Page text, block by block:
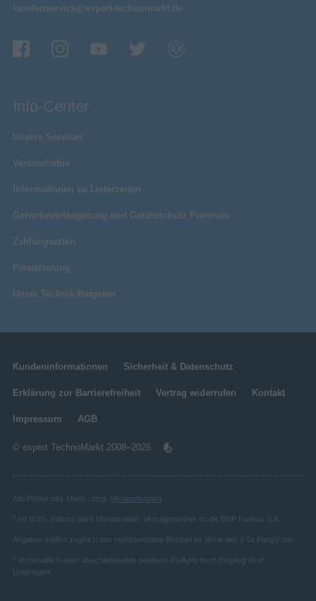
kundenservice@expert-technomarkt.de
Info-Center
Unsere Services
Versandinfos
Informationen zu Lieferzeiten
Garantieverlängerung und Geräteschutz Premium
Zahlungsarten
Finanzierung
Unser Technik-Ratgeber
Kundeninformationen Sicherheit & Datenschutz
Erklärung zur Barrierefreiheit Vertrag widerrufen Kontakt
Impressum AGB
© expert TechnoMarkt 2008–2026
Alle Preise inkl. MwSt., zzgl. Versandkosten
mit 0,0% Sollzins bei 6 Monatsraten. Vertragspartner ist die BNP Paribas S.A.
Angaben stellen zugleich das repräsentative Beispiel im Sinne des § 6a PangV dar.
2 Vorbehaltlich einer abschließenden positiven Prüfung nach Eingang Ihrer
Unterlagen.